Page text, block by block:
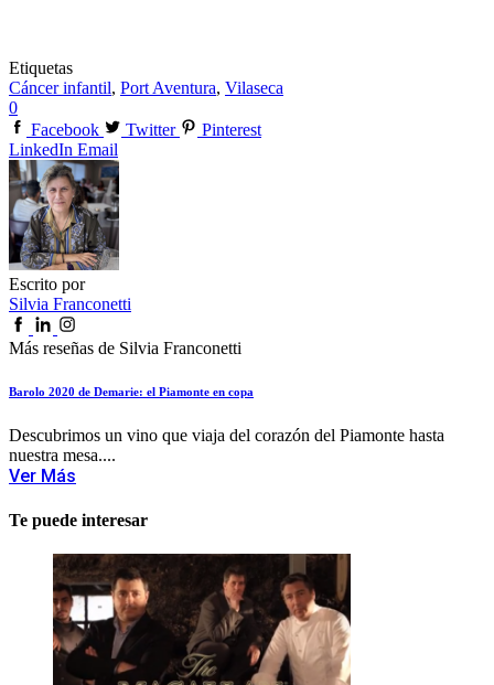
Etiquetas
Cáncer infantil, Port Aventura, Vilaseca
0
Facebook
Twitter
Pinterest
LinkedIn Email
Escrito por
Silvia Franconetti
Más reseñas de Silvia Franconetti
Barolo 2020 de Demarie: el Piamonte en copa
Descubrimos un vino que viaja del corazón del Piamonte hasta
nuestra mesa....
Ver Más
Te puede interesar